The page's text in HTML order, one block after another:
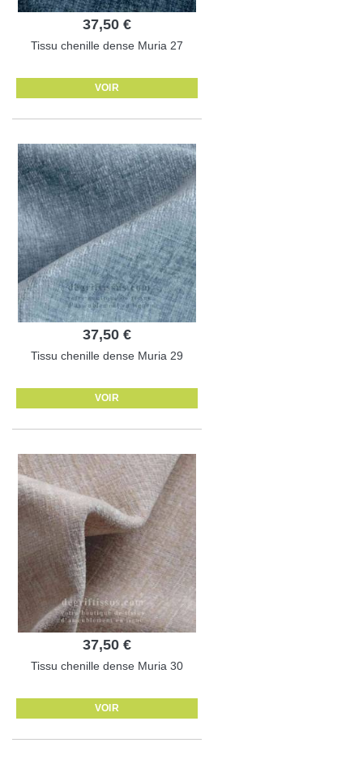
37,50 €
Tissu chenille dense Muria 27
VOIR
37,50 €
Tissu chenille dense Muria 29
VOIR
37,50 €
Tissu chenille dense Muria 30
VOIR